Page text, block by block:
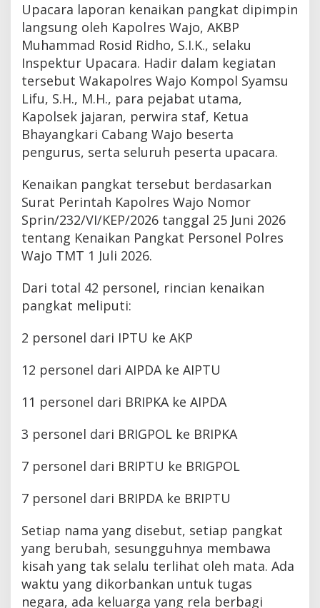
Upacara laporan kenaikan pangkat dipimpin
langsung oleh Kapolres Wajo, AKBP
Muhammad Rosid Ridho, S.I.K., selaku
Inspektur Upacara. Hadir dalam kegiatan
tersebut Wakapolres Wajo Kompol Syamsu
Lifu, S.H., M.H., para pejabat utama,
Kapolsek jajaran, perwira staf, Ketua
Bhayangkari Cabang Wajo beserta
pengurus, serta seluruh peserta upacara.
Kenaikan pangkat tersebut berdasarkan
Surat Perintah Kapolres Wajo Nomor
Sprin/232/VI/KEP/2026 tanggal 25 Juni 2026
tentang Kenaikan Pangkat Personel Polres
Wajo TMT 1 Juli 2026.
Dari total 42 personel, rincian kenaikan
pangkat meliputi:
2 personel dari IPTU ke AKP
12 personel dari AIPDA ke AIPTU
11 personel dari BRIPKA ke AIPDA
3 personel dari BRIGPOL ke BRIPKA
7 personel dari BRIPTU ke BRIGPOL
7 personel dari BRIPDA ke BRIPTU
Setiap nama yang disebut, setiap pangkat
yang berubah, sesungguhnya membawa
kisah yang tak selalu terlihat oleh mata. Ada
waktu yang dikorbankan untuk tugas
negara, ada keluarga yang rela berbagi